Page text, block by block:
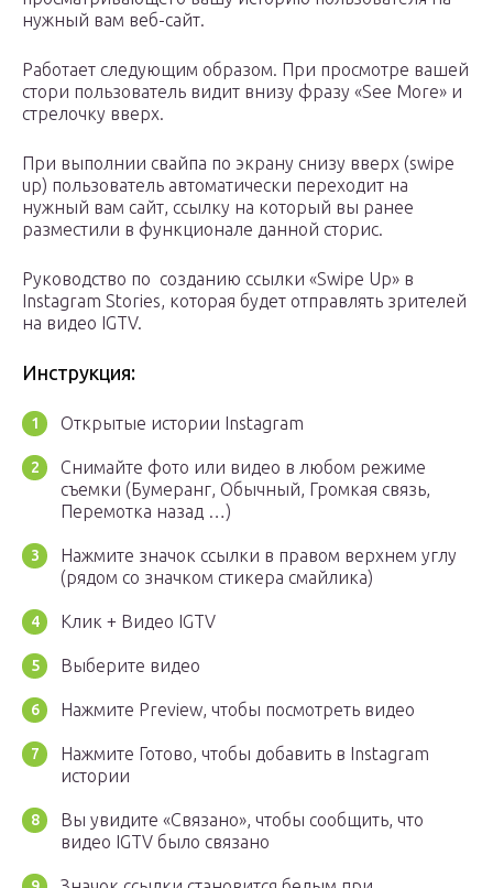
нужный вам веб-сайт.
Работает следующим образом. При просмотре вашей
стори пользователь видит внизу фразу «See More» и
стрелочку вверх.
При выполнии свайпа по экрану снизу вверх (swipe
up) пользователь автоматически переходит на
нужный вам сайт, ссылку на который вы ранее
разместили в функционале данной сторис.
Руководство по созданию ссылки «Swipe Up» в
Instagram Stories, которая будет отправлять зрителей
на видео IGTV.
Инструкция:
Открытые истории Instagram
Снимайте фото или видео в любом режиме
съемки (Бумеранг, Обычный, Громкая связь,
Перемотка назад …)
Нажмите значок ссылки в правом верхнем углу
(рядом со значком стикера смайлика)
Клик + Видео IGTV
Выберите видео
Нажмите Preview, чтобы посмотреть видео
Нажмите Готово, чтобы добавить в Instagram
истории
Вы увидите «Связано», чтобы сообщить, что
видео IGTV было связано